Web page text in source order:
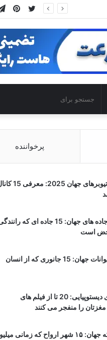
توییتر
نوشته
پرخواننده
ثروتمندترین یوتیوبرهای جهان 2025:
خطرناک ترین جاده های جهان: 15 جاده ای که
است
باهوش ترین حیوانات جهان: 15 جانوری که از انسان
بهترین فیلم های دیستوپیایی: 20 تا از فیلم های
را منفجر می کنند
شهرهای متروکه جهان: ۱۵ شهر ارواح که زمانی